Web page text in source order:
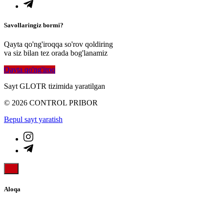
Savollaringiz bormi?
Qayta qo'ng'iroqqa so'rov qoldiring
va siz bilan tez orada bog'lanamiz
Qayta qo'ng'iroq
Sayt GLOTR tizimida yaratilgan
© 2026 CONTROL PRIBOR
Bepul sayt yaratish
Aloqa